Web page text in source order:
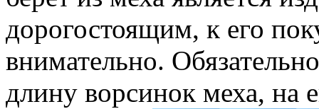
дорогостоящим, к его
внимательно.
длину ворсинок меха, на